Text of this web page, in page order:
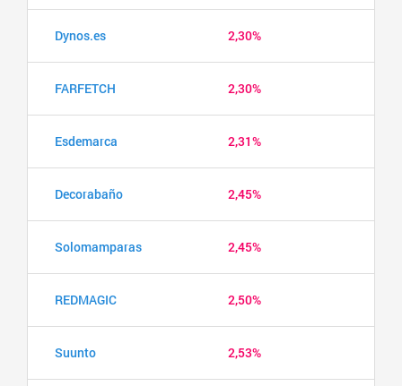
Dynos.es 2,30%
FARFETCH 2,30%
Esdemarca 2,31%
Decorabaño 2,45%
Solomamparas 2,45%
REDMAGIC 2,50%
Suunto 2,53%